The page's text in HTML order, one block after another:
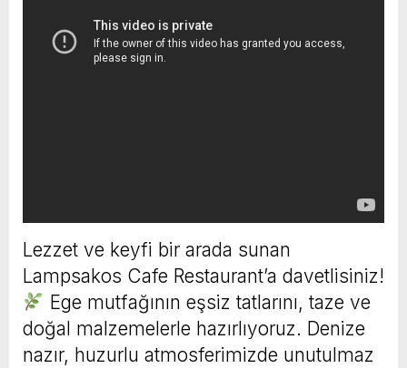
Lezzet ve keyfi bir arada sunan
Lampsakos Cafe Restaurant’a davetlisiniz!
Ege mutfağının eşsiz tatlarını, taze ve
doğal malzemelerle hazırlıyoruz. Denize
nazır, huzurlu atmosferimizde unutulmaz